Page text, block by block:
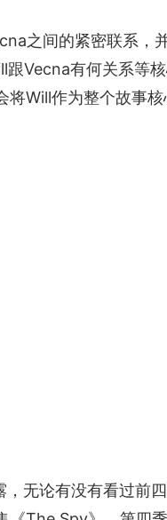
之间的紧密联系，
Vecna有何关系等
Will作为整个故事核
无论有没有看过前